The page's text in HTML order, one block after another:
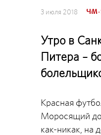
3 июля 2018 ЧМ-
Утро в
Питера –
Красная
Моросящий
как-никак, на